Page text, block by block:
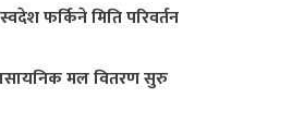
फर्किने मिति परिवर्तन
मल वितरण सुरु